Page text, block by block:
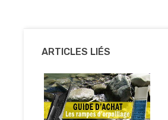
ARTICLES LIÉS